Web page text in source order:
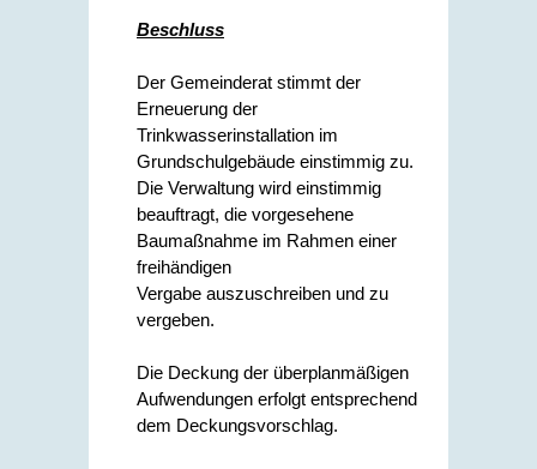
Beschluss
Der Gemeinderat stimmt der
Erneuerung der
Trinkwasserinstallation im
Grundschulgebäude einstimmig zu.
Die Verwaltung wird einstimmig
beauftragt, die vorgesehene
Baumaßnahme im Rahmen einer
freihändigen
Vergabe auszuschreiben und zu
vergeben.
Die Deckung der überplanmäßigen
Aufwendungen erfolgt entsprechend
dem Deckungsvorschlag.